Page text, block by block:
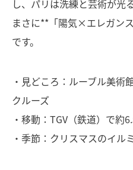
し、パリは洗練と芸術が光
まさに**「陽気×エレガン
です。
・見どころ：ルーブル美術
クルーズ
・移動：TGV（鉄道）で約
・季節：クリスマスのイル